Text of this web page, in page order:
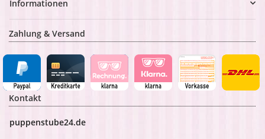
Informationen
Zahlung & Versand
Kontakt
puppenstube24.de